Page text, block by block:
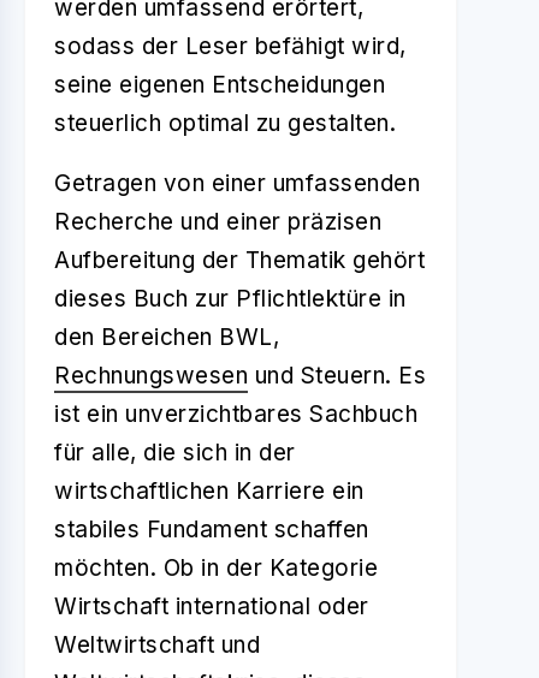
werden umfassend erörtert,
sodass der Leser befähigt wird,
seine eigenen Entscheidungen
steuerlich optimal zu gestalten.
Getragen von einer umfassenden
Recherche und einer präzisen
Aufbereitung der Thematik gehört
dieses Buch zur Pflichtlektüre in
den Bereichen BWL,
Rechnungswesen und Steuern. Es
ist ein unverzichtbares Sachbuch
für alle, die sich in der
wirtschaftlichen Karriere ein
stabiles Fundament schaffen
möchten. Ob in der Kategorie
Wirtschaft international oder
Weltwirtschaft und